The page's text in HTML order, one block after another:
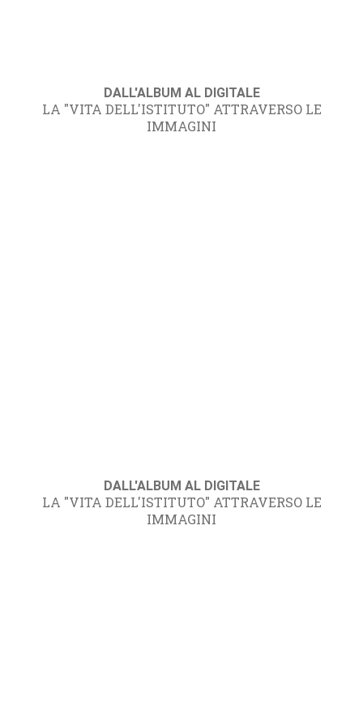
DALL'ALBUM AL DIGITALE
LA "VITA DELL'ISTITUTO" ATTRAVERSO LE
IMMAGINI
DALL'ALBUM AL DIGITALE
LA "VITA DELL'ISTITUTO" ATTRAVERSO LE
IMMAGINI